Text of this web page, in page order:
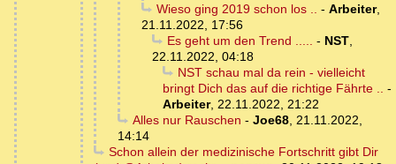
Wieso ging 2019 schon los .. - Arbeiter,
21.11.2022, 17:56
Es geht um den Trend ..... - NST,
22.11.2022, 04:18
NST schau mal da rein - vielleicht
bringt Dich das auf die richtige Fährte .. -
Arbeiter, 22.11.2022, 21:22
Alles nur Rauschen - Joe68, 21.11.2022,
14:14
Schon allein der medizinische Fortschritt gibt Dir